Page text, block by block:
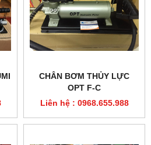
CHÂN BƠM THỦY LỰC
OPT F-C
Liên hệ : 0968.655.988